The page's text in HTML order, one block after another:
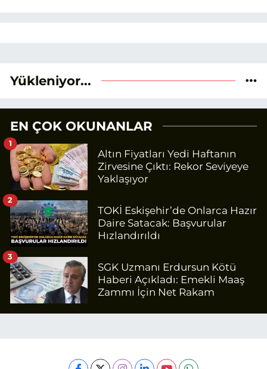
Yükleniyor...
EN ÇOK OKUNANLAR
Altın Fiyatları Yedi Haftanın
Zirvesine Çıktı: Rekor Seviyeye
Yaklaşıyor
1
TOKİ Eskişehir’de Onlarca Hazır
Daire Satacak: Başvurular
Hızlandırıldı
2
SGK Uzmanı Erdursun Kötü
Haberi Açıkladı: Emekli Maaş
Zammı İçin Net Rakam
3